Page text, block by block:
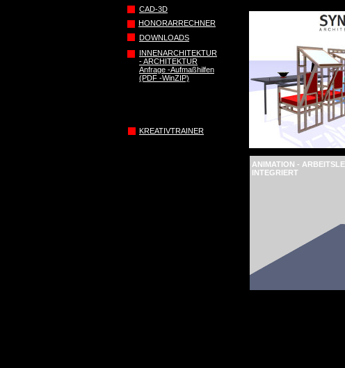
ANIMATION -
INTEGRIERT
CAD-3D
DOWNLOADS
INNENARCHITEKTUR
- ARCHITEKTUR
Anfrage -Aufmaßhilfen
(PDF -WinZIP)
KREATIVTRAINER
HONORARRECHNER